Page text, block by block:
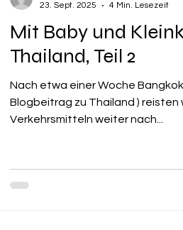
Mit Baby und
Thailand, Teil 2
Nach etwa einer Woche
Blogbeitrag zu Thailand )
Verkehrsmitteln weiter nach...
23. Sept. 2025
4 Min. Lesezeit